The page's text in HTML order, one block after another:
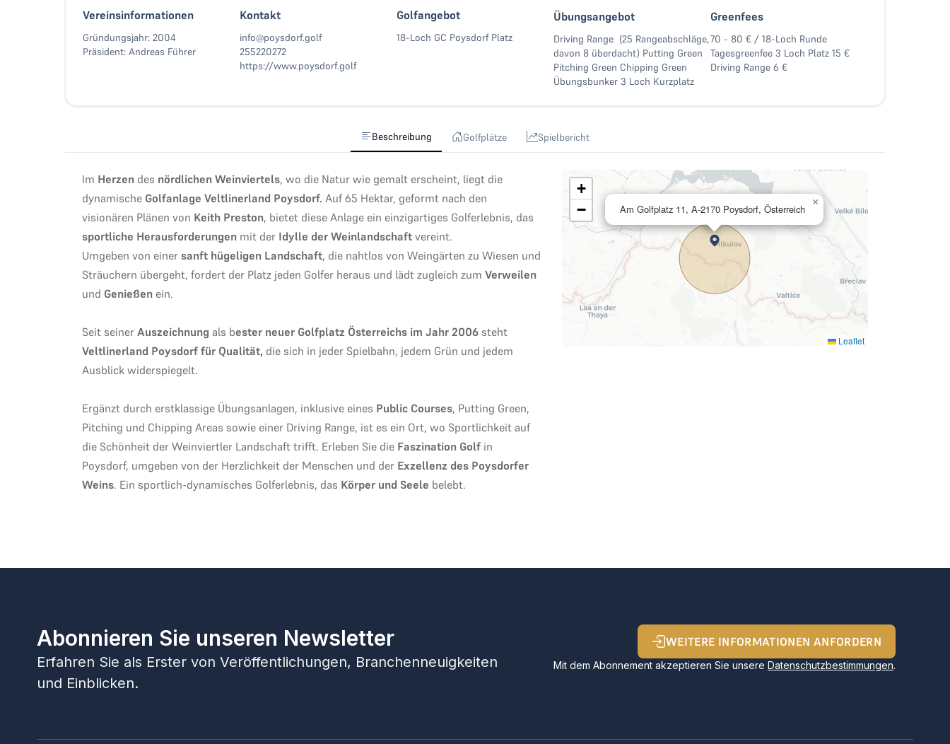
Vereinsinformationen
Gründungsjahr: 2004
Präsident: Andreas Führer
Kontakt
info@poysdorf.golf
255220272
https://www.poysdorf.golf
Golfangebot
18-Loch GC Poysdorf Platz
Übungsangebot
Driving Range (25 Rangeabschläge,
davon 8 überdacht) Putting Green
Pitching Green Chipping Green
Übungsbunker 3 Loch Kurzplatz
Greenfees
70 - 80 € / 18-Loch Runde
Tagesgreenfee 3 Loch Platz 15 €
Driving Range 6 €
Beschreibung Golfplätze Spielbericht
Im Herzen des nördlichen Weinviertels, wo die Natur wie gemalt erscheint, liegt die
dynamische Golfanlage Veltlinerland Poysdorf. Auf 65 Hektar, geformt nach den
visionären Plänen von Keith Preston, bietet diese Anlage ein einzigartiges Golferlebnis, das
sportliche Herausforderungen mit der Idylle der Weinlandschaft vereint.
Umgeben von einer sanft hügeligen Landschaft, die nahtlos von Weingärten zu Wiesen und
Sträuchern übergeht, fordert der Platz jeden Golfer heraus und lädt zugleich zum Verweilen
und Genießen ein.
Seit seiner Auszeichnung als bester neuer Golfplatz Österreichs im Jahr 2006 steht
Veltlinerland Poysdorf für Qualität, die sich in jeder Spielbahn, jedem Grün und jedem
Ausblick widerspiegelt.
Ergänzt durch erstklassige Übungsanlagen, inklusive eines Public Courses, Putting Green,
Pitching und Chipping Areas sowie einer Driving Range, ist es ein Ort, wo Sportlichkeit auf
die Schönheit der Weinviertler Landschaft trifft. Erleben Sie die Faszination Golf in
Poysdorf, umgeben von der Herzlichkeit der Menschen und der Exzellenz des Poysdorfer
Weins. Ein sportlich-dynamisches Golferlebnis, das Körper und Seele belebt.
Am Golfplatz 11, A-2170 Poysdorf, Österreich
×
+
−
Leaflet
Abonnieren Sie unseren Newsletter
Erfahren Sie als Erster von Veröffentlichungen, Branchenneuigkeiten
und Einblicken.
WEITERE INFORMATIONEN ANFORDERN
Mit dem Abonnement akzeptieren Sie unsereDatenschutzbestimmungen.